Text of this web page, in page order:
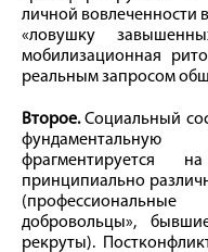
личной вовлеченности
«ловушку
мобилизационная
реальным запросом
Второе.Социальный
фрагментируется
принципиально
(профессиональные
добровольцы»,
рекруты).